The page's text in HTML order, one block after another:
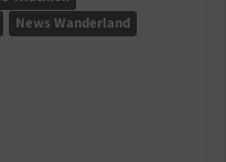
News Wanderland